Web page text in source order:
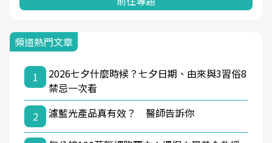
頻道熱門文章
1
2026七夕什麼時候？七夕日期、由來與3習俗8
禁忌一次看
2
濾藍光產品真有效？ 醫師告訴你